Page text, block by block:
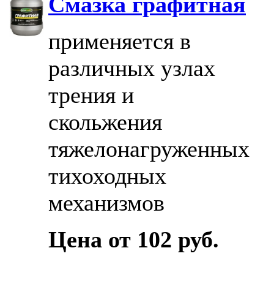
применяется в
различных узлах
трения и
скольжения
тяжелонагруженных
тихоходных
механизмов
Цена от 102 руб.